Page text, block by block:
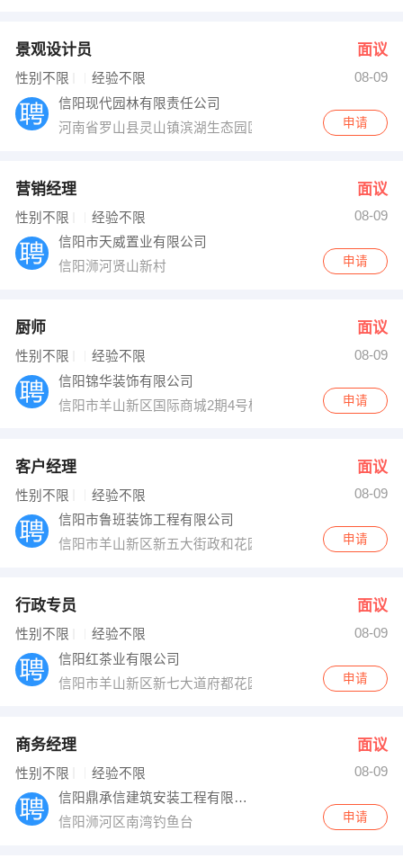
景观设计员 面议
性别不限 经验不限
08-09
信阳现代园林有限责任公司
河南省罗山县灵山镇滨湖生态园区
申请
营销经理 面议
性别不限 经验不限
08-09
信阳市天威置业有限公司
信阳浉河贤山新村
申请
厨师 面议
性别不限 经验不限
08-09
信阳锦华装饰有限公司
信阳市羊山新区国际商城2期4号楼4楼锦华装饰
申请
客户经理 面议
性别不限 经验不限
08-09
信阳市鲁班装饰工程有限公司
信阳市羊山新区新五大街政和花园B区4号商铺
申请
行政专员 面议
性别不限 经验不限
08-09
信阳红茶业有限公司
信阳市羊山新区新七大道府都花园二期九拓信阳红
申请
商务经理 面议
性别不限 经验不限
08-09
信阳鼎承信建筑安装工程有限公司
信阳浉河区南湾钓鱼台
申请